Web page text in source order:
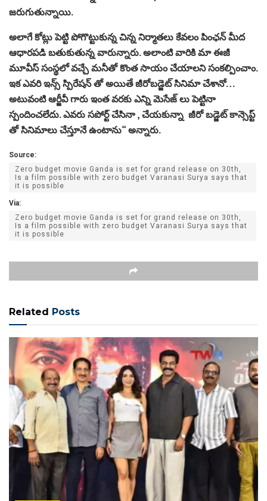
జ‌రుగుతున్నాయి.
అలాగే కోట్లు పెట్టి పోగొట్టుకున్న చిన్న నిర్మాత‌లు కేవ‌లం పింఛ‌న్ మీద
ఆధార‌ప‌డి బ‌తుకుతున్న వారున్నారు. అలాంటి వారికి మా ఈజీ
మూవీస్ సంస్థ‌లో వ‌చ్చే మ‌నీతో కొంత సాయం చేయాల‌ని సంక‌ల్పించాం.
ఇక ఎవ‌రి ఇన్స్ స్పిరేష‌న్ తో అయితే జీరోబ‌డ్జెట్ సినిమా చేశానో…
అటువంటి ఆర్జీవీ గారు ఇంత వ‌ర‌కు ఎన్ని మెసేజ్ లు పెట్టినా
స్పందించ‌లేదు. ఎవ‌రు స‌పోర్ట్ చేసినా , చేయ‌కున్నా జీరో బ‌డ్జెట్ కాన్సెప్ట్
తో సినిమాలు చేస్తూనే ఉంటాను“ అన్నారు.
Source:
Zero budget movie Ganda is set for grand release on 30th,
Is a film possible with zero budget Varanasi Surya says that
it is possible
Via:
Zero budget movie Ganda is set for grand release on 30th,
Is a film possible with zero budget Varanasi Surya says that
it is possible
Related Posts